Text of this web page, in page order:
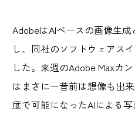
AdobeはAIベースの画像生
し、同社のソフトウェアス
した。来週のAdobe Maxカ
はまさに一昔前は想像も出
度で可能になったAIによる